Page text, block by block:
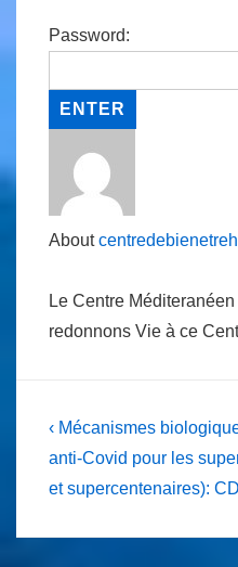
Password:
About
Le Centre
redonnons Vie à ce
Post
navigation
Previous
Post
is
‹ Mécanismes
anti-Covid pour les
et supercentenaires):